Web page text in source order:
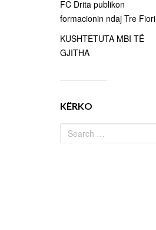
FC Drita publikon
formacionin ndaj Tre Fiori
KUSHTETUTA MBI TË
GJITHA
KËRKO